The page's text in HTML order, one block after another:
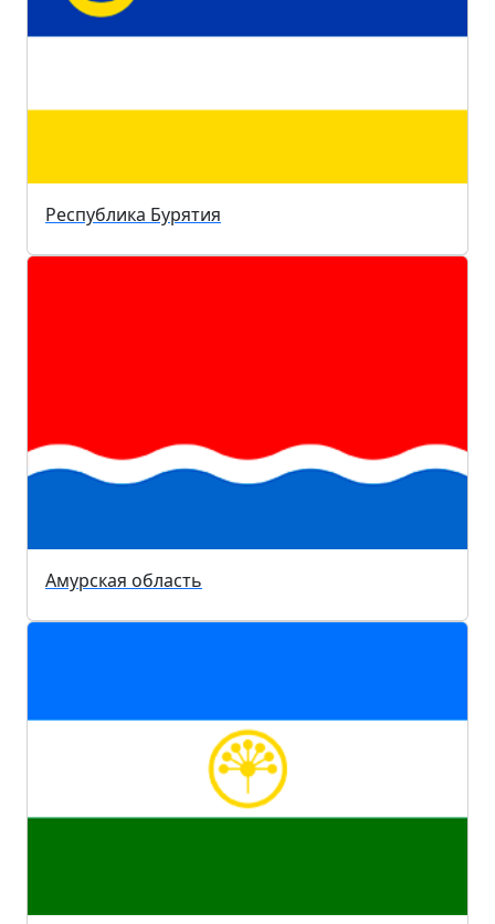
Республика Бурятия
Амурская область